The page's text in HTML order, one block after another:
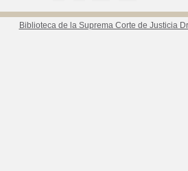
Biblioteca de la Suprema Corte de Justicia